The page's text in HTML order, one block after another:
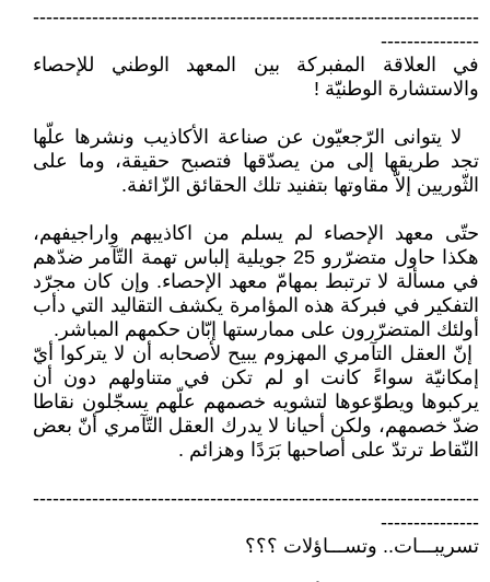
‏--------------------------------------------------------------------
---------------‏
في العلاقة المفبركة بين المعهد الوطني للإحصاء
والاستشارة الوطنيّة ‏‎!‎
‎ ‎‏ لا يتوانى الرّجعيّون عن صناعة ‏الأكاذيب ونشرها علّها
تجد طريقها إلى ‏من يصدّقها فتصبح حقيقة، وما على
‏الثّوريين إلاّ مقاوتها بتفنيد تلك الحقائق ‏الزّائفة.‏
حتّى معهد الإحصاء لم يسلم من اكاذيبهم ‏واراجيفهم،
هكذا حاول متضرّرو 25 ‏جويلية إلباس تهمة التّآمر ضدّهم
في ‏مسألة لا ترتبط بمهامّ معهد الإحصاء. ‏وإن كان مجرّد
التفكير في فبركة هذه ‏المؤامرة يكشف التقاليد التي دأب
أولئك ‏المتضرّرون على ممارستها إبّان حكمهم ‏المباشر‎.‎
‎ ‎إنّ العقل التآمري المهزوم يبيح ‏لأصحابه أن لا يتركوا أيّ
إمكانيّة سواءً ‏كانت او لم تكن في متناولهم دون أن
‏يركبوها ويطوّعوها لتشويه خصمهم علّهم ‏يسجّلون نقاطا
ضدّ خصمهم، ولكن أحيانا ‏لا يدرك العقل التّآمري أنّ بعض
النّقاط ‏ترتدّ على أصاحبها بَرَدًا وهزائم‎. ‎
‏--------------------------------------------------------------------
---------------‏
تسريبـــات.. وتســـاؤلات ؟؟؟